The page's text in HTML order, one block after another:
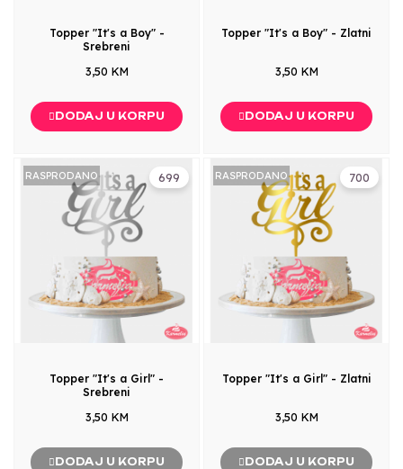
Topper "It's a Boy" -
Srebreni
3,50 KM
DODAJ U KORPU
Topper "It's a Boy" - Zlatni
3,50 KM
DODAJ U KORPU
699
RASPRODANO
Topper "It's a Girl" -
Srebreni
3,50 KM
DODAJ U KORPU
700
RASPRODANO
Topper "It's a Girl" - Zlatni
3,50 KM
DODAJ U KORPU